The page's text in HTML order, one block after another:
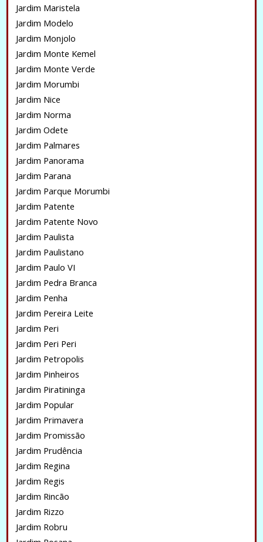
Jardim Maristela
Jardim Modelo
Jardim Monjolo
Jardim Monte Kemel
Jardim Monte Verde
Jardim Morumbi
Jardim Nice
Jardim Norma
Jardim Odete
Jardim Palmares
Jardim Panorama
Jardim Parana
Jardim Parque Morumbi
Jardim Patente
Jardim Patente Novo
Jardim Paulista
Jardim Paulistano
Jardim Paulo VI
Jardim Pedra Branca
Jardim Penha
Jardim Pereira Leite
Jardim Peri
Jardim Peri Peri
Jardim Petropolis
Jardim Pinheiros
Jardim Piratininga
Jardim Popular
Jardim Primavera
Jardim Promissão
Jardim Prudência
Jardim Regina
Jardim Regis
Jardim Rincão
Jardim Rizzo
Jardim Robru